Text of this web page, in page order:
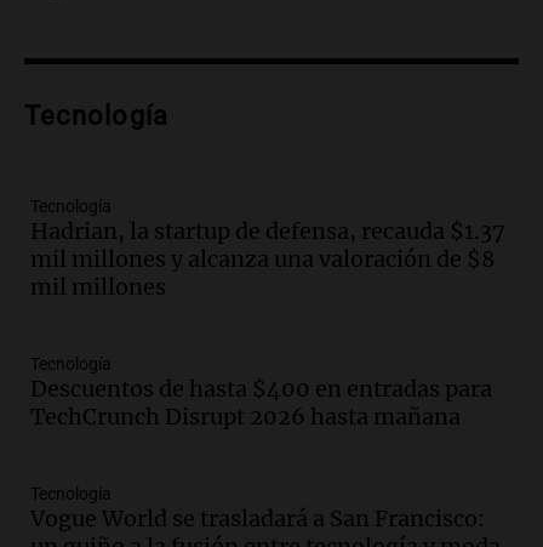
pago en chachos para empleados
Noticias
Actualidad
Episodios
Córdoba ganan más del doble que los
privados, según un estudio
Noticias
de droga por delivery en el microcentro
y plazas de Mendoza
Tecnología
Tecnología
Hadrian, la startup de defensa, recauda $1.37
mil millones y alcanza una valoración de $8
mil millones
Tecnología
Descuentos de hasta $400 en entradas para
TechCrunch Disrupt 2026 hasta mañana
Tecnología
Vogue World se trasladará a San Francisco: